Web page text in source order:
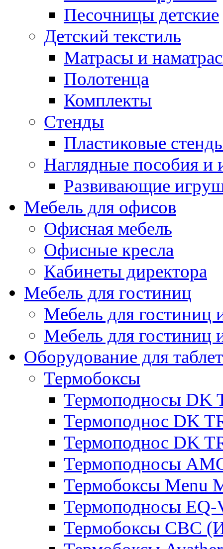
Песочницы детские
Детский текстиль
Матрасы и
Полотенца
Комплекты
Стенды
Пластиковые
Наглядные пособия и
Развивающие
Мебель для офисов
Офисная мебель
Офисные кресла
Кабинеты директора
Мебель для гостиниц
Мебель для
Мебель для гостиниц
Оборудование для
Термобоксы
Термоподносы DK
Термоподнос DK
Термоподнос DK
Термоподносы
Термобоксы Menu
Термоподносы EQ-
Термобоксы CBC